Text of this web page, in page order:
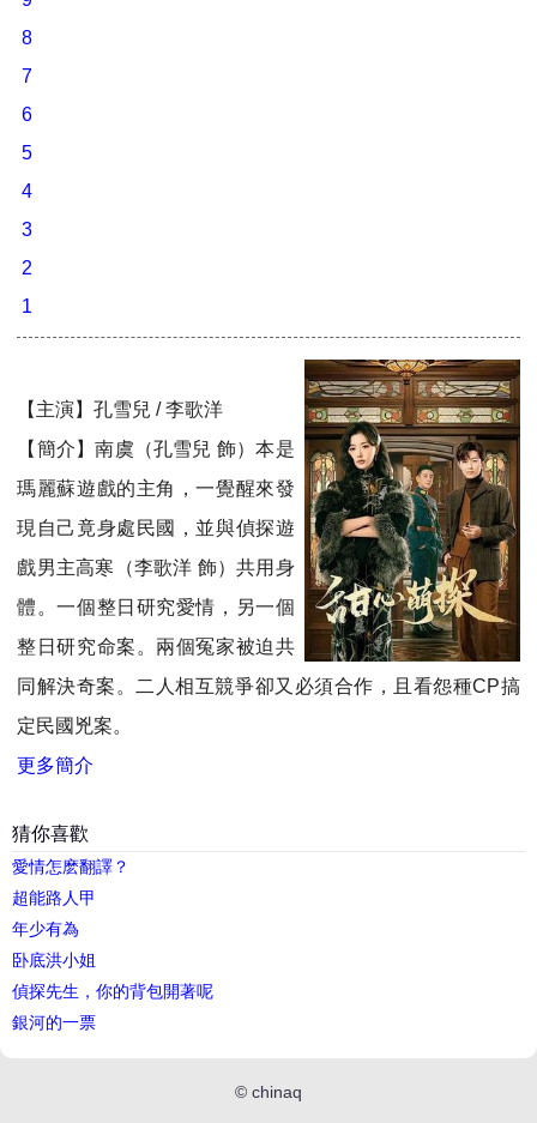
8
7
6
5
4
3
2
1
【主演】孔雪兒 / 李歌洋
【簡介】南虞（孔雪兒 飾）本是
瑪麗蘇遊戲的主角，一覺醒來發
現自己竟身處民國，並與偵探遊
戲男主高寒（李歌洋 飾）共用身
體。一個整日研究愛情，另一個
整日研究命案。兩個冤家被迫共
同解決奇案。二人相互競爭卻又必須合作，且看怨種CP搞
定民國兇案。
更多簡介
猜你喜歡
愛情怎麽翻譯？
超能路人甲
年少有為
卧底洪小姐
偵探先生，你的背包開著呢
銀河的一票
© chinaq